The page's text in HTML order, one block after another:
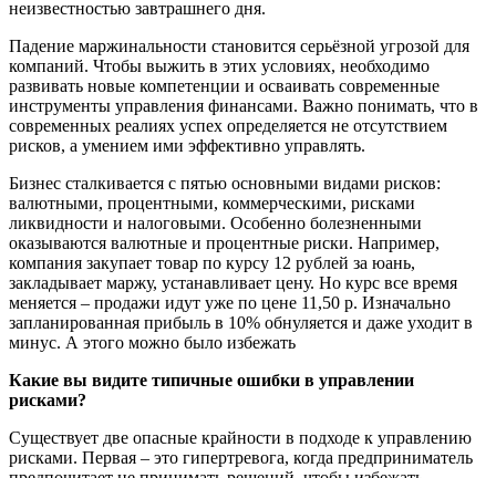
неизвестностью завтрашнего дня.
Падение маржинальности становится серьёзной угрозой для
компаний. Чтобы выжить в этих условиях, необходимо
развивать новые компетенции и осваивать современные
инструменты управления финансами. Важно понимать, что в
современных реалиях успех определяется не отсутствием
рисков, а умением ими эффективно управлять.
Бизнес сталкивается с пятью основными видами рисков:
валютными, процентными, коммерческими, рисками
ликвидности и налоговыми. Особенно болезненными
оказываются валютные и процентные риски. Например,
компания закупает товар по курсу 12 рублей за юань,
закладывает маржу, устанавливает цену. Но курс все время
меняется – продажи идут уже по цене 11,50 р. Изначально
запланированная прибыль в 10% обнуляется и даже уходит в
минус. А этого можно было избежать
Какие вы видите типичные ошибки в управлении
рисками?
Существует две опасные крайности в подходе к управлению
рисками. Первая – это гипертревога, когда предприниматель